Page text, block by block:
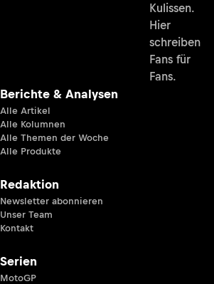
Kulissen.
Hier
schreiben
Fans für
Fans.
Berichte & Analysen
Alle Artikel
Alle Kolumnen
Alle Themen der Woche
Alle Produkte
Redaktion
Newsletter abonnieren
Unser Team
Kontakt
Serien
MotoGP